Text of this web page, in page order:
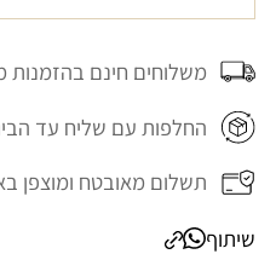
משלוחים חינם בהזמנות מעל
החלפות עם שליח עד
תשלום מאובטח ומוצפן
שיתוף